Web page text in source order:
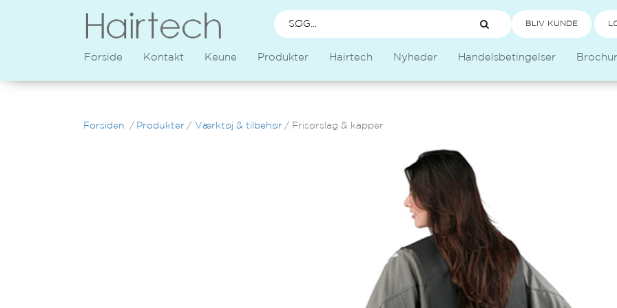
BLIV KUNDE
Forside Kontakt Keune Produkter Hairtech Nyheder Handelsbetingelser
Forsiden / Produkter / Værktøj & tilbehør / Frisørslag & kapper